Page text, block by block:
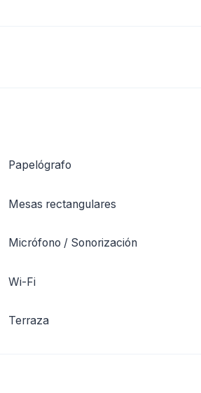
Papelógrafo
Mesas rectangulares
Micrófono / Sonorización
Wi-Fi
Terraza